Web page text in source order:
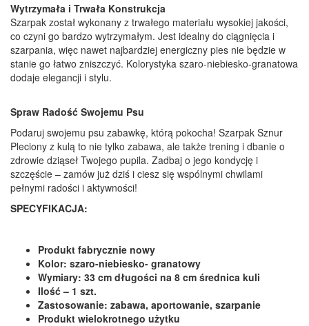
Wytrzymała i Trwała Konstrukcja
Szarpak został wykonany z trwałego materiału wysokiej jakości,
co czyni go bardzo wytrzymałym. Jest idealny do ciągnięcia i
szarpania, więc nawet najbardziej energiczny pies nie będzie w
stanie go łatwo zniszczyć. Kolorystyka szaro-niebiesko-granatowa
dodaje elegancji i stylu.
Spraw Radość Swojemu Psu
Podaruj swojemu psu zabawkę, którą pokocha! Szarpak Sznur
Pleciony z kulą to nie tylko zabawa, ale także trening i dbanie o
zdrowie dziąseł Twojego pupila. Zadbaj o jego kondycję i
szczęście – zamów już dziś i ciesz się wspólnymi chwilami
pełnymi radości i aktywności!
SPECYFIKACJA:
Produkt fabrycznie nowy
Kolor: szaro-niebiesko- granatowy
Wymiary: 33 cm długości na 8 cm średnica kuli
Ilość – 1 szt.
Zastosowanie: zabawa, aportowanie, szarpanie
Produkt wielokrotnego użytku